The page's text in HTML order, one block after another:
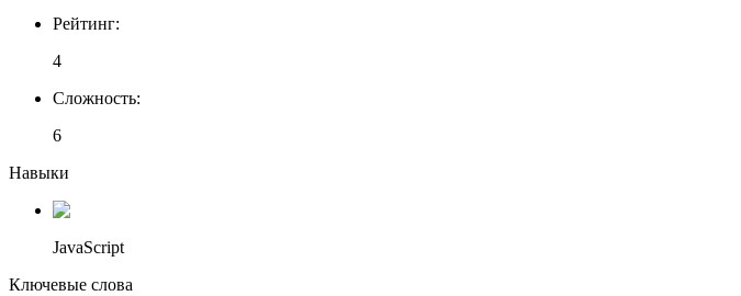
Рейтинг:
4
Сложность:
6
Навыки
JavaScript
Ключевые слова